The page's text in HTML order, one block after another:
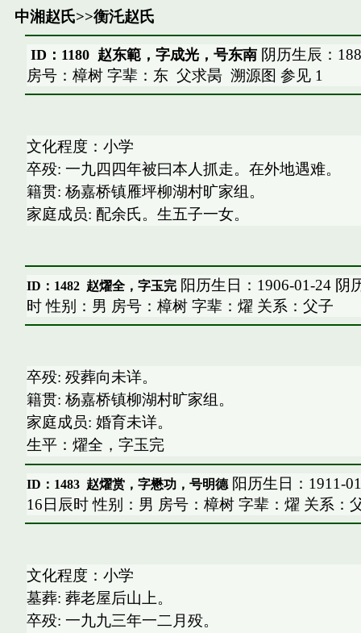
中湘赵氏>>衡汑赵氏
ID：1180 赵东範，字成光，号东南阴历生辰：
房号：樟树 字辈：东 父求昺 溯源图 参见 1
文化程度：小学
卒殁: 一九四四年被曰本人抓走。在外地遇难。
籍贯: 杨嘉桥镇雁坪柳湖村旷家组。
家庭成员: 配余氏。生五子一女。
ID：1482 赵燿全，字玉完阳历生日：1906-01-24 阴
时 性别：男 房号：樟树 字辈：燿 关系：父子
卒殁: 殁葬向未详。
籍贯: 杨嘉桥镇柳湖村旷家组。
家庭成员: 婚育未详。
生平：燿全，字玉完
ID：1483 赵燿赏，字懋功，号明德阳历生日：1911-
16日辰时 性别：男 房号：樟树 字辈：燿 关系：
文化程度：小学
墓葬: 葬老屋后山上。
卒殁: 一九九三年一二月殁。